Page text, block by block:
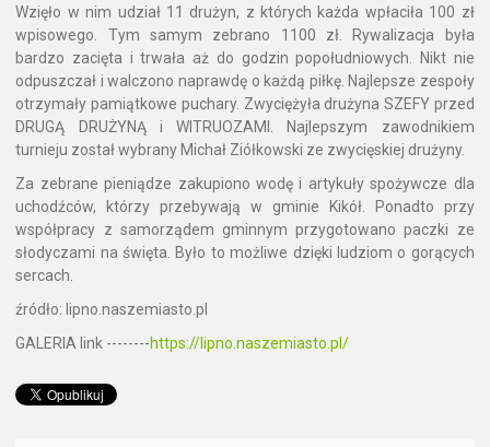
Wzięło w nim udział 11 drużyn, z których każda wpłaciła 100 zł
wpisowego. Tym samym zebrano 1100 zł. Rywalizacja była
bardzo zacięta i trwała aż do godzin popołudniowych. Nikt nie
odpuszczał i walczono naprawdę o każdą piłkę. Najlepsze zespoły
otrzymały pamiątkowe puchary. Zwyciężyła drużyna SZEFY przed
DRUGĄ DRUŻYNĄ i WITRUOZAMI. Najlepszym zawodnikiem
turnieju został wybrany Michał Ziółkowski ze zwycięskiej drużyny.
Za zebrane pieniądze zakupiono wodę i artykuły spożywcze dla
uchodźców, którzy przebywają w gminie Kikół. Ponadto przy
współpracy z samorządem gminnym przygotowano paczki ze
słodyczami na święta. Było to możliwe dzięki ludziom o gorących
sercach.
źródło: lipno.naszemiasto.pl
GALERIA link --------https://lipno.naszemiasto.pl/